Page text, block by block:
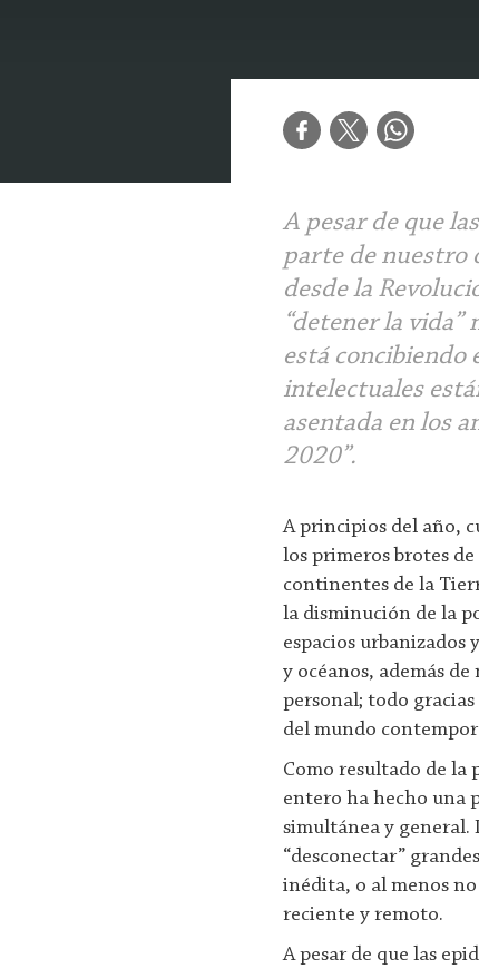
A pesar de que
parte de nuestro
desde la
“detener la vida”
está concibiendo
intelectuales
asentada en los
2020”.
A principios del año,
los primeros brotes
continentes de la
la disminución de la
espacios urbanizados
y océanos, además
personal; todo
del mundo
Como resultado de la
entero ha hecho una
simultánea y general.
“desconectar”
inédita, o al menos
reciente y remoto.
A pesar de que las